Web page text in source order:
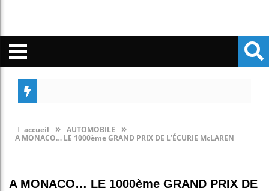
accueil » AUTOMOBILE »
A MONACO… LE 1000ème GRAND PRIX DE L’ÉCURIE McLAREN
A MONACO… LE 1000ème GRAND PRIX DE